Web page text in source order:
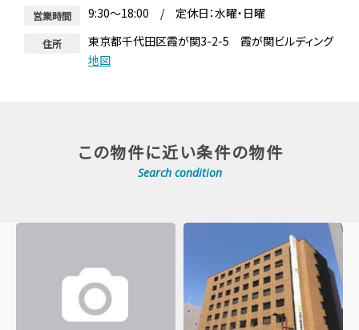
営業時間 9:30～18:00 / 定休日：水曜・日曜
住所
東京都千代田区霞が関3-2-5 霞が関ビルディング
地図
この物件に近い条件の物件
Search condition